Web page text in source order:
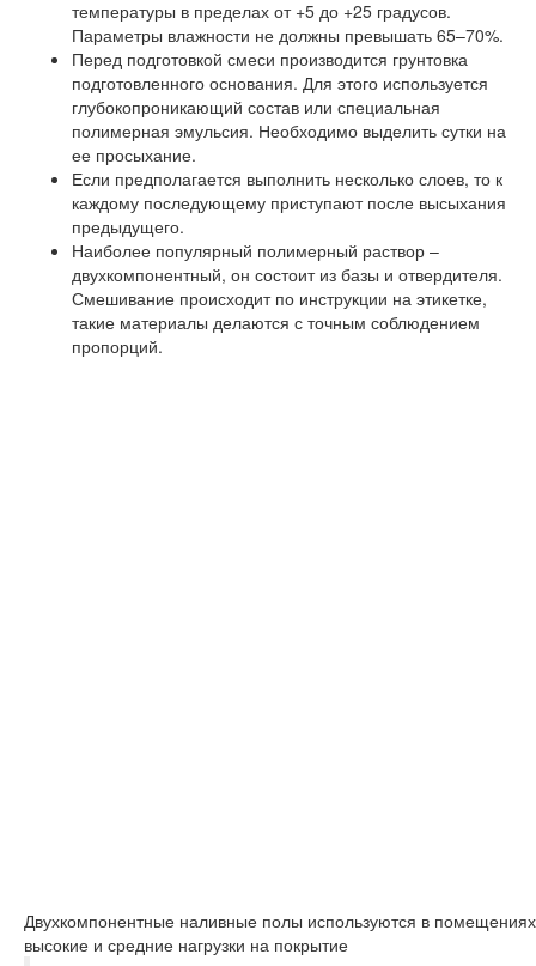
температуры в пределах от +5 до +25 градусов.
Параметры влажности не должны превышать 65–70%.
Перед подготовкой смеси производится грунтовка
подготовленного основания. Для этого используется
глубокопроникающий состав или специальная
полимерная эмульсия. Необходимо выделить сутки на
ее просыхание.
Если предполагается выполнить несколько слоев, то к
каждому последующему приступают после высыхания
предыдущего.
Наиболее популярный полимерный раствор –
двухкомпонентный, он состоит из базы и отвердителя.
Смешивание происходит по инструкции на этикетке,
такие материалы делаются с точным соблюдением
пропорций.
Двухкомпонентные наливные полы используются в
высокие и средние нагрузки на покрытие